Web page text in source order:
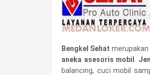
Bengkel Sehat merupakan
aneka asesoris mobil
balancing, cuci mobil